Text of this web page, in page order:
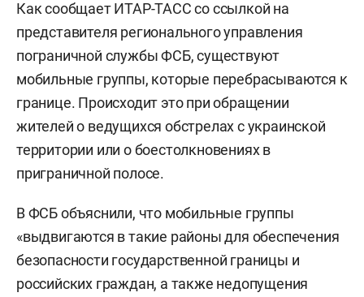
Как сообщает ИТАР-ТАСС со ссылкой на
представителя регионального управления
пограничной службы ФСБ, существуют
мобильные группы, которые перебрасываются к
границе. Происходит это при обращении
жителей о ведущихся обстрелах с украинской
территории или о боестолкновениях в
приграничной полосе.
В ФСБ объяснили, что мобильные группы
«выдвигаются в такие районы для обеспечения
безопасности государственной границы и
российских граждан, а также недопущения